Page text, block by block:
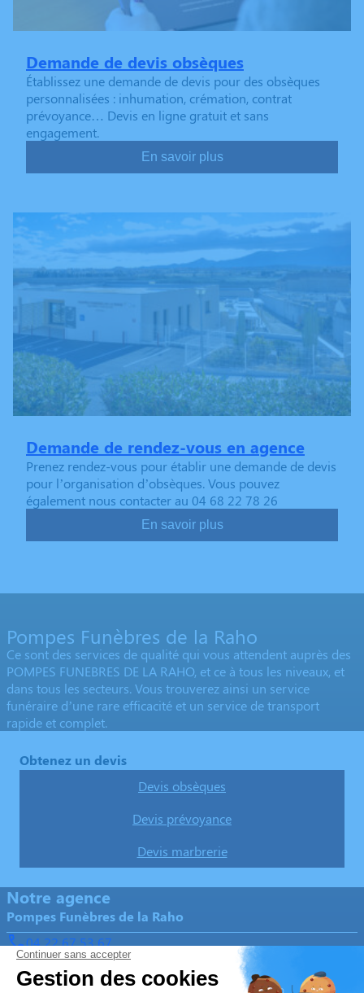
Demande de devis obsèques
Établissez une demande de devis pour des obsèques
personnalisées : inhumation, crémation, contrat
prévoyance… Devis en ligne gratuit et sans
engagement.
En savoir plus
Demande de rendez-vous en agence
Prenez rendez-vous pour établir une demande de devis
pour l’organisation d’obsèques. Vous pouvez
également nous contacter au 04 68 22 78 26
En savoir plus
Pompes Funèbres de la Raho
Ce sont des services de qualité qui vous attendent auprès des
POMPES FUNEBRES DE LA RAHO, et ce à tous les niveaux, et
dans tous les secteurs. Vous trouverez ainsi un service
funéraire d’une rare efficacité et un service de transport
rapide et complet.
Obtenez un devis
Devis obsèques
Devis prévoyance
Devis marbrerie
Notre agence
Pompes Funèbres de la Raho
04 22 67 53 67
contact@pompes-funebres-de-la-raho.com
21 Rue des Tamaris - 66180 - Villeneuve-de-la-Raho